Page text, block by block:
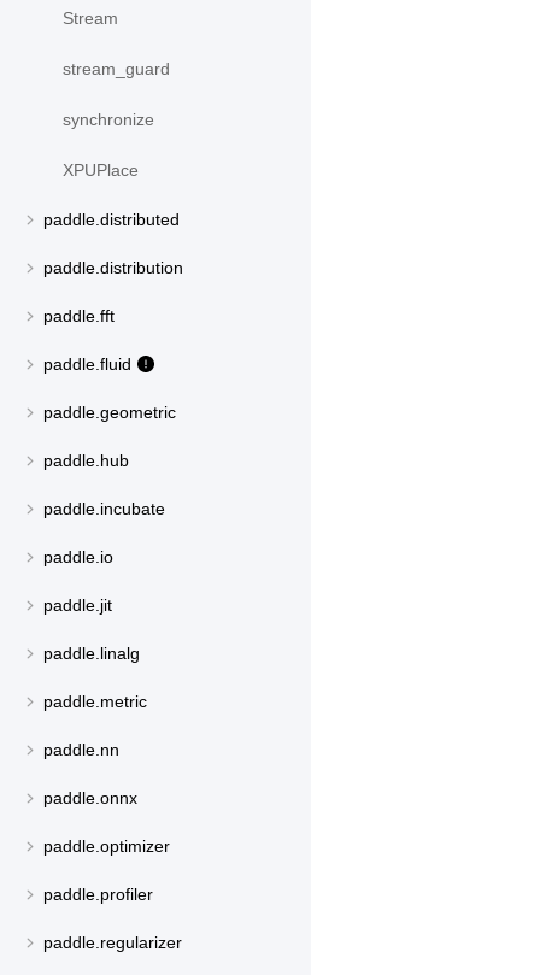
Stream
stream_guard
synchronize
XPUPlace
paddle.distributed
paddle.distribution
paddle.fft
paddle.fluid
paddle.geometric
paddle.hub
paddle.incubate
paddle.io
paddle.jit
paddle.linalg
paddle.metric
paddle.nn
paddle.onnx
paddle.optimizer
paddle.profiler
paddle.regularizer